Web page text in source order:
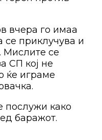
вчера го имаа
се приклучува и
Мислите се
СП кој не
ќе играме
послужи како
баражот.